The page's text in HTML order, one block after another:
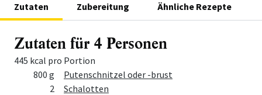
Zutaten Zubereitung Ähnliche Rezepte
Zutaten für 4 Personen
445 kcal pro Portion
MengeZutat
800 g
Putenschnitzel oder -brust
2
Schalotten